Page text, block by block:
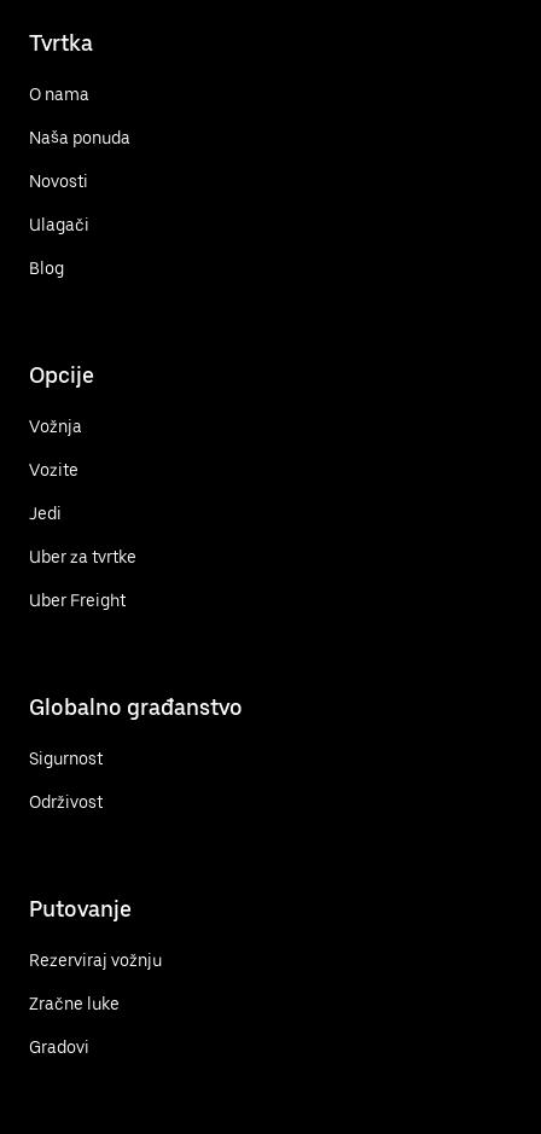
Tvrtka
O nama
Naša ponuda
Novosti
Ulagači
Blog
Opcije
Vožnja
Vozite
Jedi
Uber za tvrtke
Uber Freight
Globalno građanstvo
Sigurnost
Održivost
Putovanje
Rezerviraj vožnju
Zračne luke
Gradovi